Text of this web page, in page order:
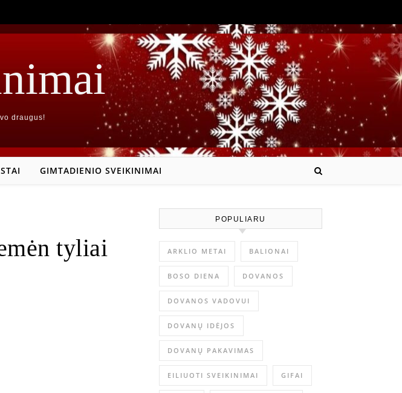
draugus!
GIMTADIENIO SVEIKINIMAI
tyliai
POPULIARU
ARKLIO METAI BALIONAI
BOSO DIENA DOVANOS
DOVANOS VADOVUI
DOVANŲ IDĖJOS
DOVANŲ PAKAVIMAS
EILIUOTI SVEIKINIMAI GIFAI